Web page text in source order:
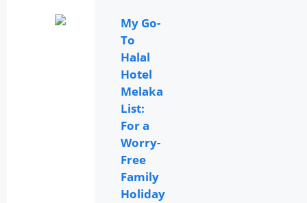
My Go-
To
Halal
Hotel
Melaka
List:
For a
Worry-
Free
Family
Holiday